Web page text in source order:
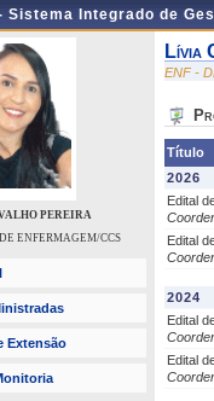
Sistema Integrado de
PEREIRA
ENFERMAGEM/CCS
Extensão
Lívia
ENF -
Título
2026
Edital
Edital
2024
Edital
Edital